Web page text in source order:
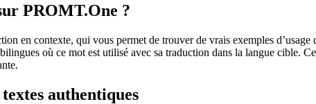
PROMT.One ?
en contexte, qui vous permet de trouver de vrais exemples
où ce mot est utilisé avec sa traduction dans la langue cible.
authentiques